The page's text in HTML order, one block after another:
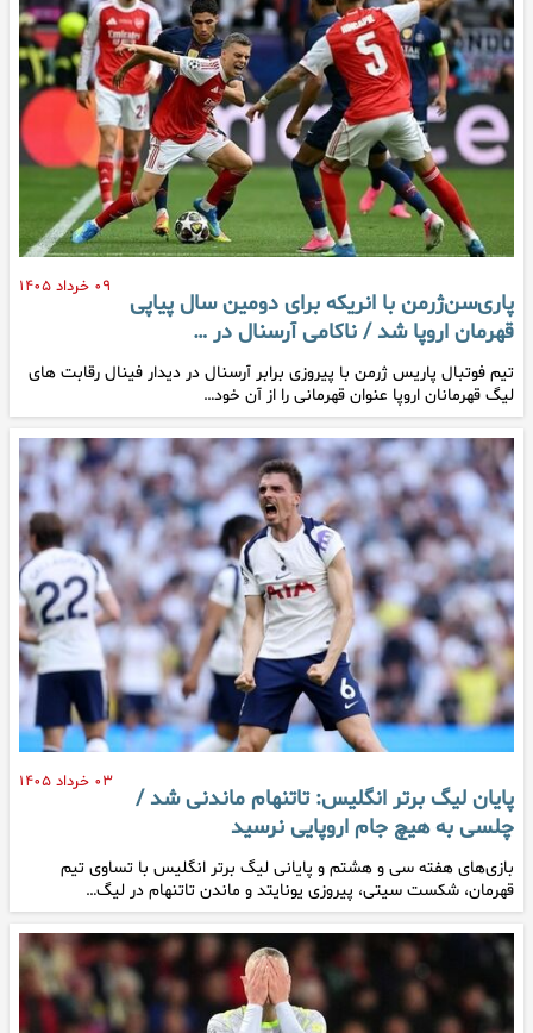
۰۹ خرداد ۱۴۰۵
پاری‌سن‌ژرمن با انریکه برای دومین سال پیاپی
قهرمان اروپا شد / ناکامی آرسنال در …
تیم فوتبال پاریس ژرمن با پیروزی برابر آرسنال در دیدار فینال رقابت های
لیگ قهرمانان اروپا عنوان قهرمانی را از آن خود…
۰۳ خرداد ۱۴۰۵
پایان لیگ برتر انگلیس: تاتنهام ماندنی شد /
چلسی به هیچ جام اروپایی نرسید
بازی‌های هفته سی و هشتم و پایانی لیگ برتر انگلیس با تساوی تیم
قهرمان، شکست سیتی، پیروزی یونایتد و ماندن تاتنهام در لیگ…